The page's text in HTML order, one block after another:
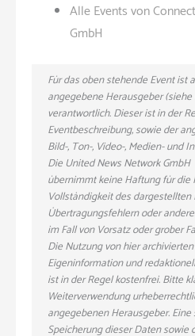
Alle Events von
GmbH
Für das oben stehende Event ist
angegebene Herausgeber
verantwortlich. Dieser ist in der
Eventbeschreibung, sowie der
Bild-, Ton-, Video-, Medien- und
Die United News Network GmbH
übernimmt keine Haftung für die
Vollständigkeit des dargestellten
Übertragungsfehlern oder
im Fall von Vorsatz oder grober
Die Nutzung von hier
Eigeninformation und
ist in der Regel kostenfrei. Bitte
Weiterverwendung
angegebenen Herausgeber.
Speicherung dieser Daten sowie